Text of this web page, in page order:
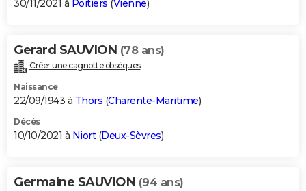
30/11/2021 à Poitiers (Vienne)
Gerard SAUVION (78 ans)
Créer une cagnotte obsèques
Naissance
22/09/1943 à Thors (Charente-Maritime)
Décès
10/10/2021 à Niort(Deux-Sèvres)
Germaine SAUVION (94 ans)